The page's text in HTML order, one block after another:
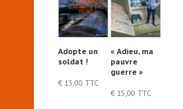
Adopte un
soldat !
€ 13,00 TTC
« Adieu, ma
pauvre
guerre »
€ 15,00 TTC